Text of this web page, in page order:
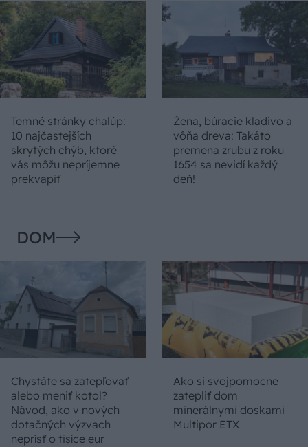
Temné stránky chalúp:
10 najčastejších
skrytých chýb, ktoré
vás môžu nepríjemne
prekvapiť
Žena, búracie kladivo a
vôňa dreva: Takáto
premena zrubu z roku
1654 sa nevidí každý
deň!
DOM
Chystáte sa zatepľovať
alebo meniť kotol?
Návod, ako v nových
dotačných výzvach
neprísť o tisíce eur
Ako si svojpomocne
zatepliť dom
minerálnymi doskami
Multipor ETX